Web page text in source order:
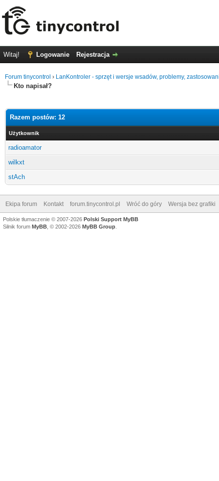
Witaj! Logowanie Rejestracja
Forum tinycontrol › LanKontroler - sprzęt i wersje wsadów, problemy,
Kto napisał?
Razem postów: 12
Użytkownik
radioamator
wilkxt
stAch
Ekipa forum Kontakt forum.tinycontrol.pl Wróć do góry Wersja bez grafiki
Polskie tłumaczenie © 2007-2026 Polski Support MyBB
Silnik forum MyBB , © 2002-2026 MyBB Group